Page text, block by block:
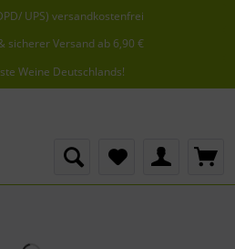
UPS) versandkostenfrei
Deutschlands
sicherer Versand ab 6,90 €
unter der Tel: 07621 1685286
Weine Deutschlands!